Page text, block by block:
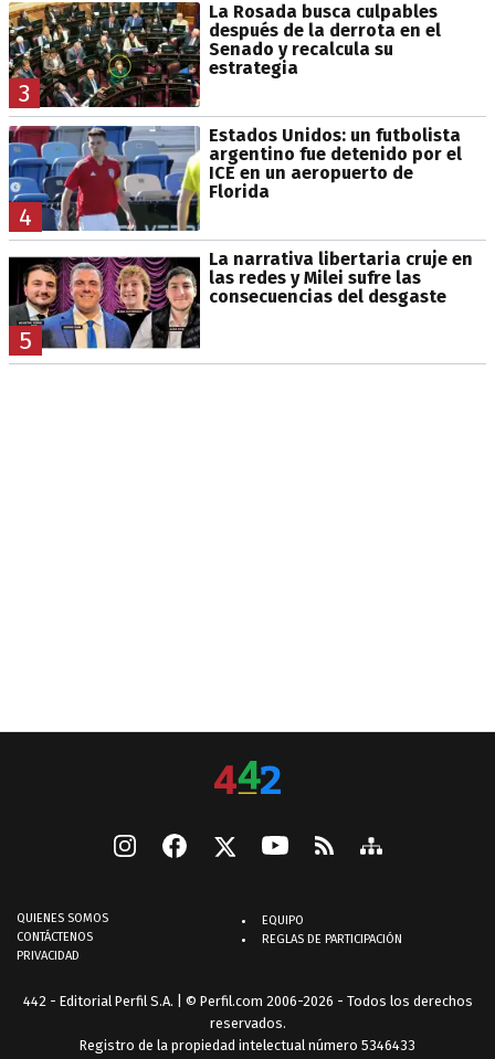
3
La Rosada busca culpables
después de la derrota en el
Senado y recalcula su
estrategia
4
Estados Unidos: un futbolista
argentino fue detenido por el
ICE en un aeropuerto de
Florida
5
La narrativa libertaria cruje en
las redes y Milei sufre las
consecuencias del desgaste
QUIENES SOMOS
CONTÁCTENOS
PRIVACIDAD
EQUIPO
REGLAS DE PARTICIPACIÓN
442 - Editorial Perfil S.A. | © Perfil.com 2006-2026 - Todos los derechos
reservados.
Registro de la propiedad intelectual número 5346433